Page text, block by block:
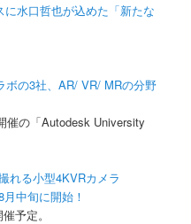
水口哲也が込めた「新たな
の3社、AR/ VR/ MRの分野
催の「Autodesk University
れる小型4KVRカメラ
中旬に開始！
予定。